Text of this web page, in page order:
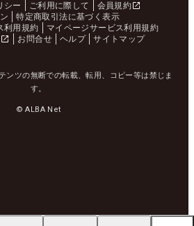
シー
ご利用に際して
会員規約
特定商取引法に基づく表示
利用規約
マイページサービス利用規約
お問合せ ヘルプ サイトマップ
ンツの無断での転載、転用、コピー等は禁じま
す。
© ALBA Net